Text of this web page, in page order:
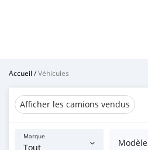
Accueil /Véhicules
Afficher les camions vendus
Marque
Modèle